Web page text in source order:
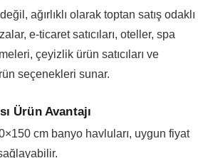
ağırlıklı olarak toptan satış odaklı
e-ticaret satıcıları, oteller, spa
çeyizlik ürün satıcıları ve
seçenekleri sunar.
Ürün Avantajı
cm banyo havluları, uygun fiyat